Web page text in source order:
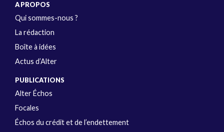
A PROPOS
Qui sommes-nous ?
La rédaction
Boîte à idées
Actus d’Alter
PUBLICATIONS
Alter Échos
Focales
Échos du crédit et de l’endettement